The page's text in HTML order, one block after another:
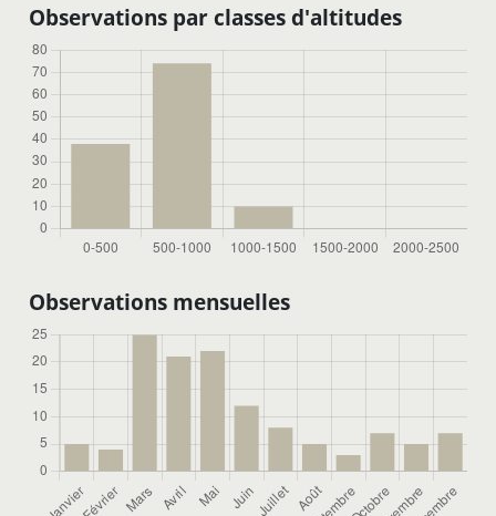
Observations par classes d'altitudes
Observations mensuelles